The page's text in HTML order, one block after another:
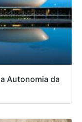
Autonomia da